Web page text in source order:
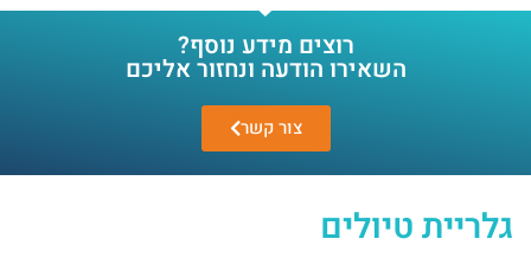
רוצים מידע נוסף?
השאירו הודעה ונחזור אליכם
צור קשר
גלריית טיולים